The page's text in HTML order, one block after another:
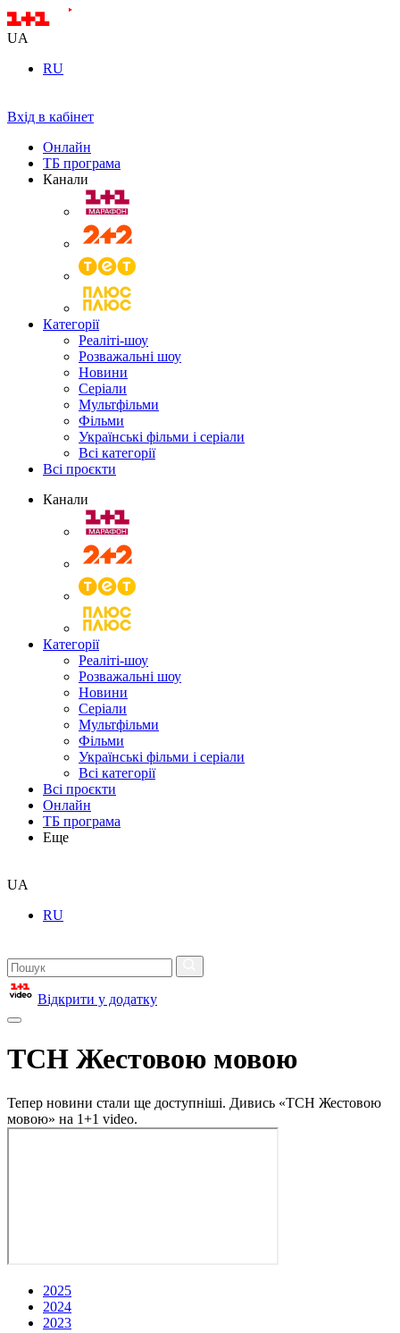
UA
RU
Вхід в кабінет
Онлайн
ТБ програма
Канали
Категорії
Реаліті-шоу
Розважальні шоу
Новини
Серіали
Мультфільми
Фільми
Українські фільми і серіали
Всі категорії
Всі проєкти
Канали
Категорії
Реаліті-шоу
Розважальні шоу
Новини
Серіали
Мультфільми
Фільми
Українські фільми і серіали
Всі категорії
Всі проєкти
Онлайн
ТБ програма
Еще
UA
RU
Відкрити у додатку
ТСН Жестовою мовою
Тепер новини стали ще доступніші. Дивись «ТСН Жестовою
мовою» на 1+1 video.
2025
2024
2023